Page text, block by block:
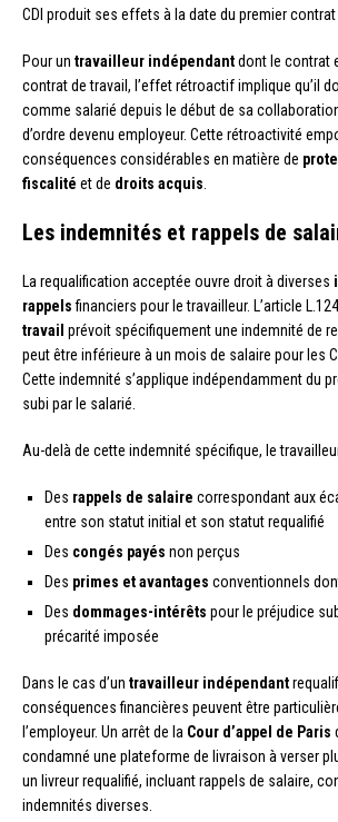
CDI produit ses effets à la date du premier contrat
Pour un travailleur indépendantdont le contrat
contrat de travail, l’effet rétroactif implique qu’il
comme salarié depuis le début de sa
d’ordre devenu employeur. Cette rétroactivité
conséquences considérables en matière de
fiscalité et de droits acquis
Les indemnités et rappels de
La requalification acceptée ouvre droit à diverses
rappelsfinanciers pour le travailleur. L’article
travail prévoit spécifiquement une indemnité de
peut être inférieure à un mois de salaire pour les
Cette indemnité s’applique indépendamment du
subi par le salarié.
Au-delà de cette indemnité spécifique, le
Des rappels de salaire correspondant aux
entre son statut initial et son statut requalifié
Des congés payés non perçus
Des primes et avantages conventionnels
Des dommages-intérêts pour le préjudice
précarité imposée
Dans le cas d’un travailleur indépendant
conséquences financières peuvent être
l’employeur. Un arrêt de la Cour d’appel de Paris
condamné une plateforme de livraison à verser
un livreur requalifié, incluant rappels de salaire,
indemnités diverses.